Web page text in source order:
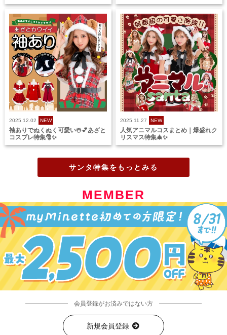
2025.12.02 NEW
袖ありでぬくぬく可愛い☃️💕あざと
コスプレ特集🎅✨
2025.11.27 NEW
人気アニマルコスまとめ｜爆盛れク
リスマス特集🎄✨
サンタ特集をもっとみる
MEMBER
会員登録がお済みではない方
新規会員登録